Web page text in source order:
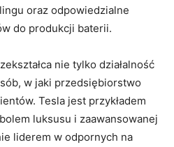
oraz odpowiedzialne
do produkcji baterii.
nie tylko działalność
w jaki przedsiębiorstwo
Tesla jest przykładem
luksusu i zaawansowanej
liderem w odpornych na